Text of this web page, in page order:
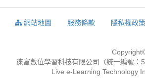
網站地圖 服務條款 隱私權政策
徠富數位學習科技有限公司（統一編號
Live e-Learning Technology